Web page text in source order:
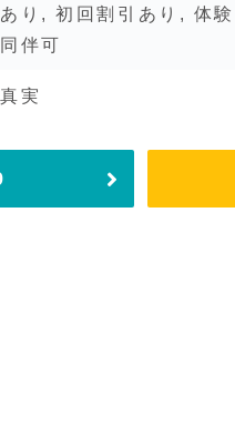
り, 初回割引あり, 体
伴可
実